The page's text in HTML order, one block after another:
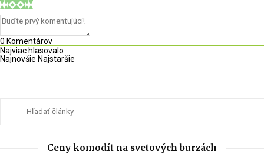
0 Komentárov
Najviac hlasovalo
Najnovšie Najstaršie
Ceny komodít na svetových burzách